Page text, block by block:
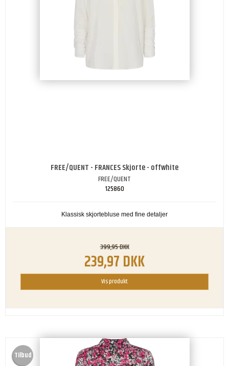
FREE/QUENT - FRANCES Skjorte - offwhite
FREE/QUENT
125860
Klassisk skjortebluse med fine detaljer
399,95 DKK
239,97 DKK
Vis produkt
Tilbud